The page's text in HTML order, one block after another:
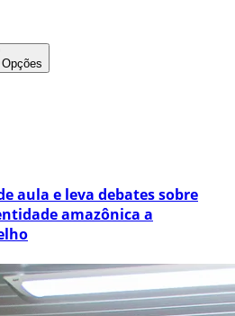
Opções
aula e leva debates sobre
amazônica a